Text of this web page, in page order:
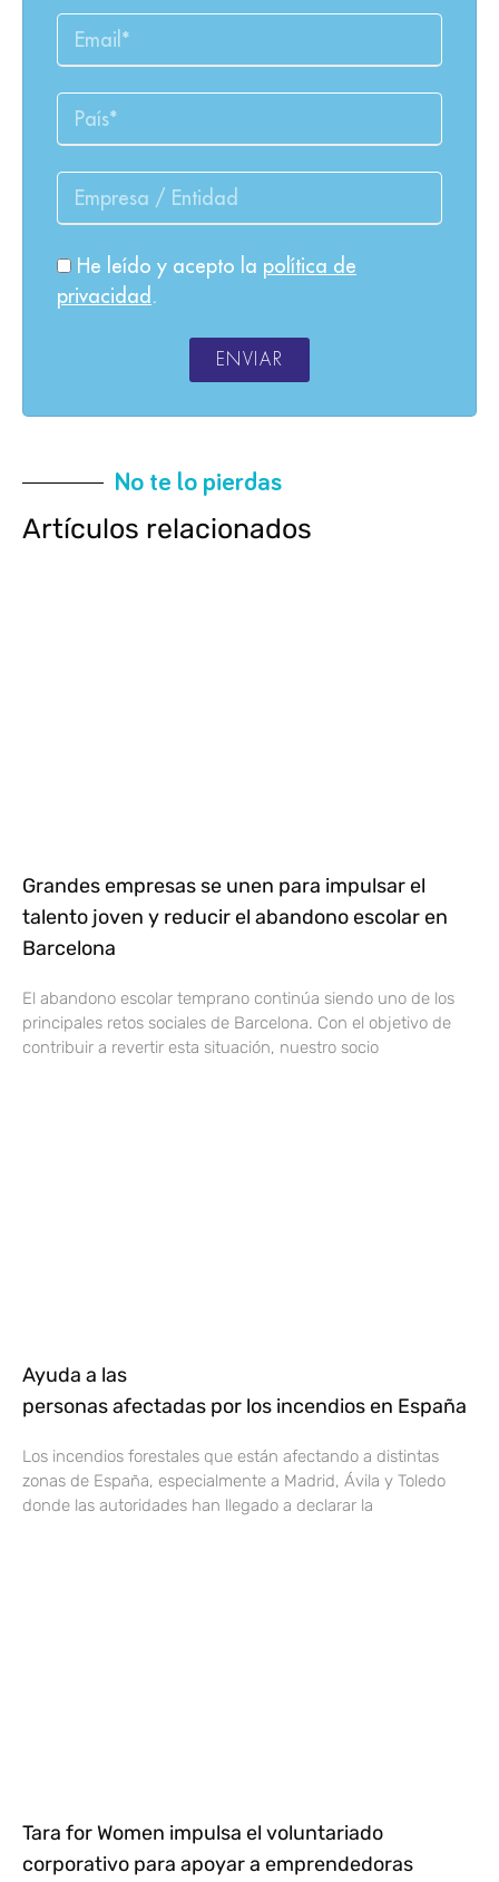
He leído y acepto la política de
privacidad .
ENVIAR
No te lo pierdas
Artículos relacionados
Grandes empresas se unen para impulsar el
talento joven y reducir el abandono escolar en
Barcelona
El abandono escolar temprano continúa siendo uno de los
principales retos sociales de Barcelona. Con el objetivo de
contribuir a revertir esta situación, nuestro socio
Ayuda a las
personas afectadas por los incendios en España
Los incendios forestales que están afectando a distintas
zonas de España, especialmente a Madrid, Ávila y Toledo
donde las autoridades han llegado a declarar la
Tara for Women impulsa el voluntariado
corporativo para apoyar a emprendedoras